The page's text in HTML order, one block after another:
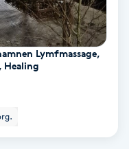
Lymfmassage,
Healing